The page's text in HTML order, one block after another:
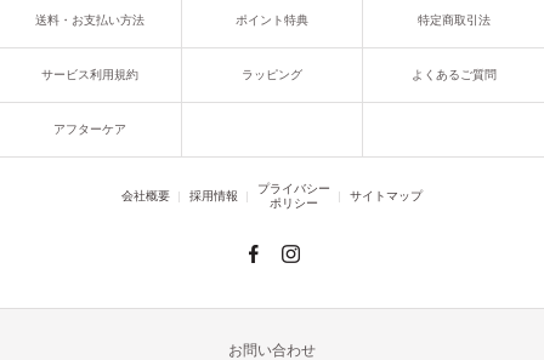
送料・お支払い方法 ポイント特典 特定商取引法
サービス利用規約 ラッピング よくあるご質問
アフターケア
会社概要 採用情報
プライバシー
ポリシー
サイトマップ
お問い合わせ